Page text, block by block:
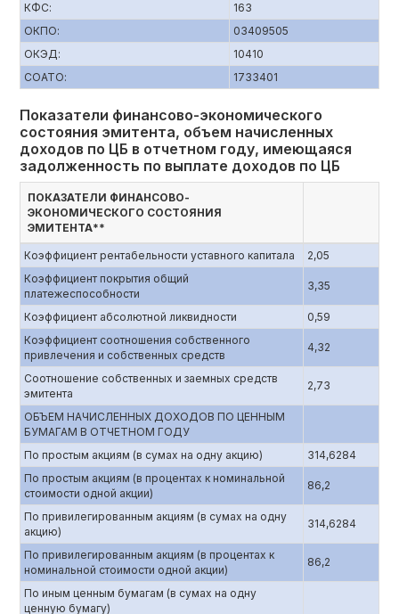
КФС:
163
ОКПО:
03409505
ОКЭД:
10410
СОАТО:
1733401
Показатели финансово-экономического
состояния эмитента, объем начисленных
доходов по ЦБ в отчетном году, имеющаяся
задолженность по выплате доходов по ЦБ
ПОКАЗАТЕЛИ ФИНАНСОВО-
ЭКОНОМИЧЕСКОГО СОСТОЯНИЯ
ЭМИТЕНТА**
Коэффициент рентабельности уставного капитала
2,05
Коэффициент покрытия общий
платежеспособности
3,35
Коэффициент абсолютной ликвидности
0,59
Коэффициент соотношения собственного
привлечения и собственных средств
4,32
Соотношение собственных и заемных средств
эмитента
2,73
ОБЪЕМ НАЧИСЛЕННЫХ ДОХОДОВ ПО ЦЕННЫМ
БУМАГАМ В ОТЧЕТНОМ ГОДУ
По простым акциям (в сумах на одну акцию)
314,6284
По простым акциям (в процентах к номинальной
стоимости одной акции)
86,2
По привилегированным акциям (в сумах на одну
акцию)
314,6284
По привилегированным акциям (в процентах к
номинальной стоимости одной акции)
86,2
По иным ценным бумагам (в сумах на одну
ценную бумагу)